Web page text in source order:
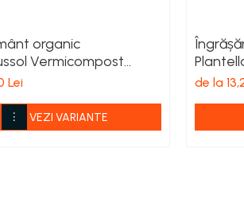
organic
Vermicompost
Lei
VEZI VARIANTE
Îngrășământ
de la